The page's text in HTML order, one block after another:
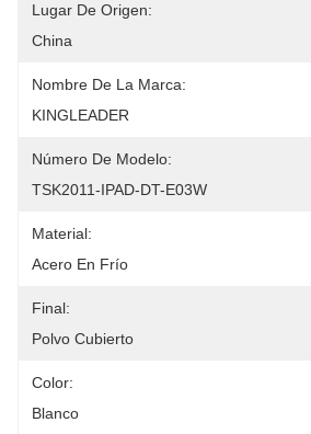
Lugar De Origen:
China
Nombre De La Marca:
KINGLEADER
Número De Modelo:
TSK2011-IPAD-DT-E03W
Material:
Acero En Frío
Final:
Polvo Cubierto
Color:
Blanco